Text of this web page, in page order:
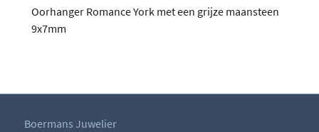
Oorhanger Romance York met een grijze maansteen
9x7mm
Boermans Juwelier